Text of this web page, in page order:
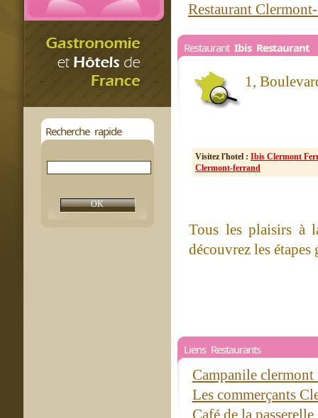
Recherche rapide
Restaurant
Restaurant Ibis Restaurant
1,
Visitez l'hotel : Ibis Clermont
Clermont-ferrand
Tous les plaisirs à
découvrez les
Liens Restaurants
Campanile
Les commerçants
Café de la